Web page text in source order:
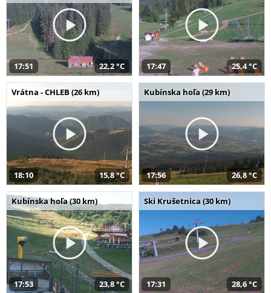
17:51 22,2 °C 17:47 25,4 °C
Vrátna - CHLEB (26 km)
18:10 15,8 °C
Kubínska hoľa (29 km)
17:56 26,8 °C
Kubínska hoľa (30 km)
17:53 23,8 °C
Ski Krušetnica (30 km)
17:31 28,6 °C